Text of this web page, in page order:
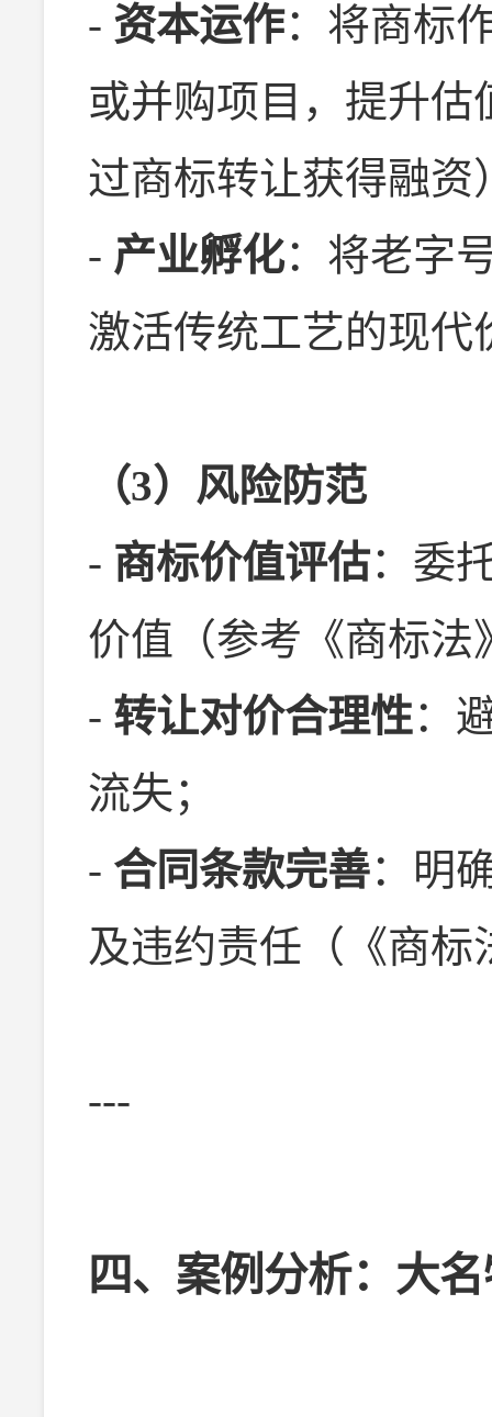
- 资本运作：将商标
或并购项目，提升
过商标转让获得融资
- 产业孵化：将老字
激活传统工艺的现代
（3）风险防范
- 商标价值评估：委
价值（参考《商标法
- 转让对价合理性：
流失；
- 合同条款完善：明
及违约责任（《商
---
四、案例分析：大